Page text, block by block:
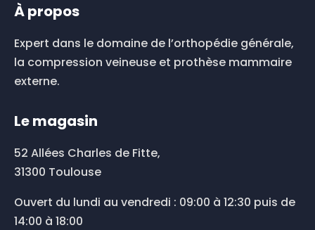
À propos
Expert dans le domaine de l’orthopédie générale,
la compression veineuse et prothèse mammaire
externe.
Le magasin
52 Allées Charles de Fitte,
31300 Toulouse
Ouvert du lundi au vendredi : 09:00 à 12:30 puis de
14:00 à 18:00